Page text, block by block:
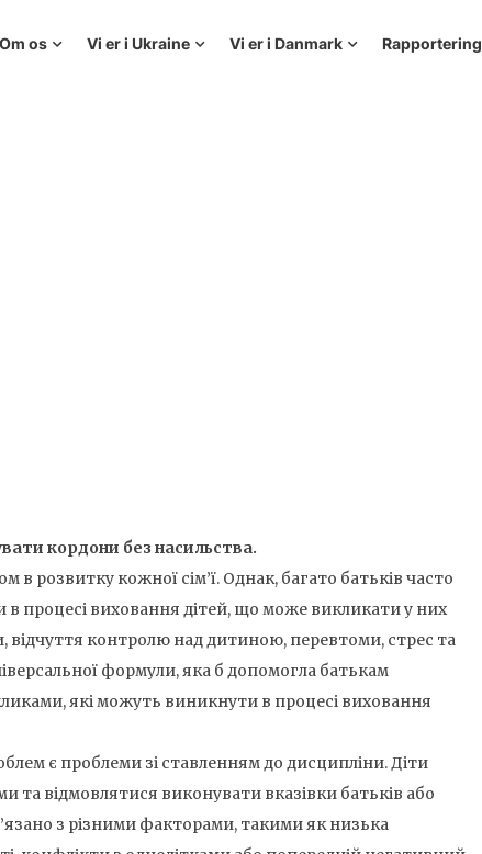
Om os Vi er i Ukraine Vi er i Danmark Rapportering
кордони без насильства.
розвитку кожної сім’ї. Однак, багато батьків часто
процесі виховання дітей, що може викликати у них
відчуття контролю над дитиною, перевтоми, стрес та
формули, яка б допомогла батькам
які можуть виникнути в процесі виховання
є проблеми зі ставленням до дисципліни. Діти
та відмовлятися виконувати вказівки батьків або
з різними факторами, такими як низька